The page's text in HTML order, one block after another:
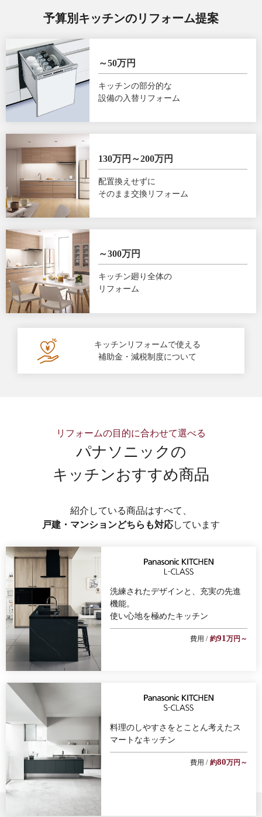
予算別キッチンのリフォーム提案
～50万円
キッチンの部分的な
設備の入替リフォーム
130万円～200万円
配置換えせずに
そのまま交換リフォーム
～300万円
キッチン廻り全体の
リフォーム
キッチンリフォームで使える
補助金・減税制度について
リフォームの目的に合わせて選べる
パナソニックの
キッチンおすすめ商品
紹介している商品はすべて、
戸建・マンションどちらも対応しています
洗練されたデザインと、充実の先進
機能。
使い心地を極めたキッチン
費用 / 約91 万円～
料理のしやすさをとことん考えた ス
マートなキッチン
費用 / 約80万円～